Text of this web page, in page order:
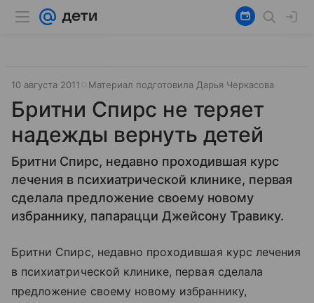
10 августа 2011 Материал подготовила Дарья Черкасова
Бритни Спирс не теряет
надежды вернуть детей
Бритни Спирс, недавно проходившая курс
лечения в психиатрической клинике, первая
сделала предложение своему новому
избраннику, папарацци Джейсону Травику.
Бритни Спирс, недавно проходившая курс лечения
в психиатрической клинике, первая сделала
предложение своему новому избраннику,